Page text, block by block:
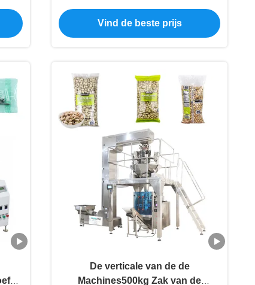
in
Vullende Machine 5.5KW
Vind de beste prijs
De verticale van de de
Machines500kg Zak van de